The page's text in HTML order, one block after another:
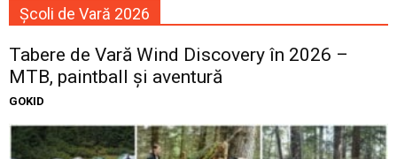
Școli de Vară 2026
Tabere de Vară Wind Discovery în 2026 –
MTB, paintball și aventură
GOKID